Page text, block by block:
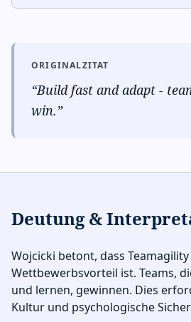
ORIGINALZITAT
“Build fast and adapt -
win.”
Deutung &
Wojcicki betont, dass Teamagility
Wettbewerbsvorteil ist. Teams,
und lernen, gewinnen. Dies
Kultur und psychologische